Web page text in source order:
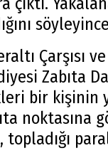
Çarşısı
Zabıta
bir kişinin